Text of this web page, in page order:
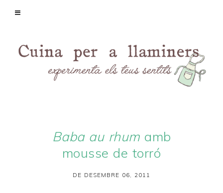
Baba au rhum amb
mousse de torró
DE DESEMBRE 06, 2011